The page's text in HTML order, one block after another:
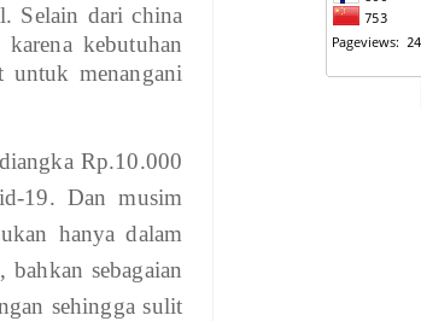
Selain dari china
kebutuhan
untuk menangani
Rp.10.000
19. Dan musim
hanya dalam
sebagaian
sehingga sulit